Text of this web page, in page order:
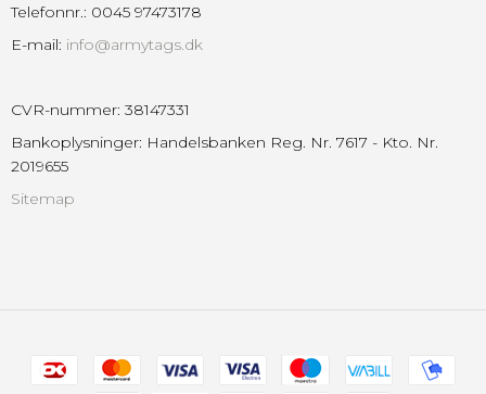
Telefonnr.: 0045 97473178
E-mail: info@armytags.dk
CVR-nummer: 38147331
Bankoplysninger: Handelsbanken Reg. Nr. 7617 - Kto. Nr.
2019655
Sitemap